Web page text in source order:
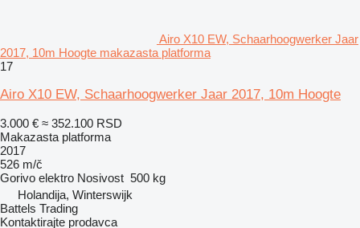
Airo X10 EW, Schaarhoogwerker Jaar
2017, 10m Hoogte makazasta platforma
17
Airo X10 EW, Schaarhoogwerker Jaar 2017, 10m Hoogte
3.000 € ≈ 352.100 RSD
Makazasta platforma
2017
526 m/č
Gorivo elektro Nosivost 500 kg
Holandija, Winterswijk
Battels Trading
Kontaktirajte prodavca